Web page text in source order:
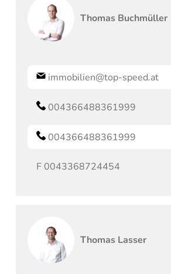
Thomas Buchmüller
immobilien@top-speed.at
004366488361999
004366488361999
F 0043368724454
Thomas Lasser